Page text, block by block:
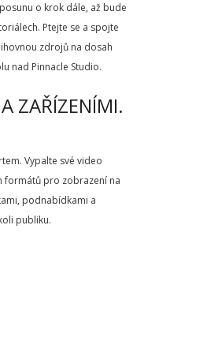
o krok dále, až bude
Ptejte se a spojte
zdrojů na dosah
nad Pinnacle Studio.
ZAŘÍZENÍMI.
Vypalte své video
formátů pro zobrazení na
podnabídkami a
publiku.